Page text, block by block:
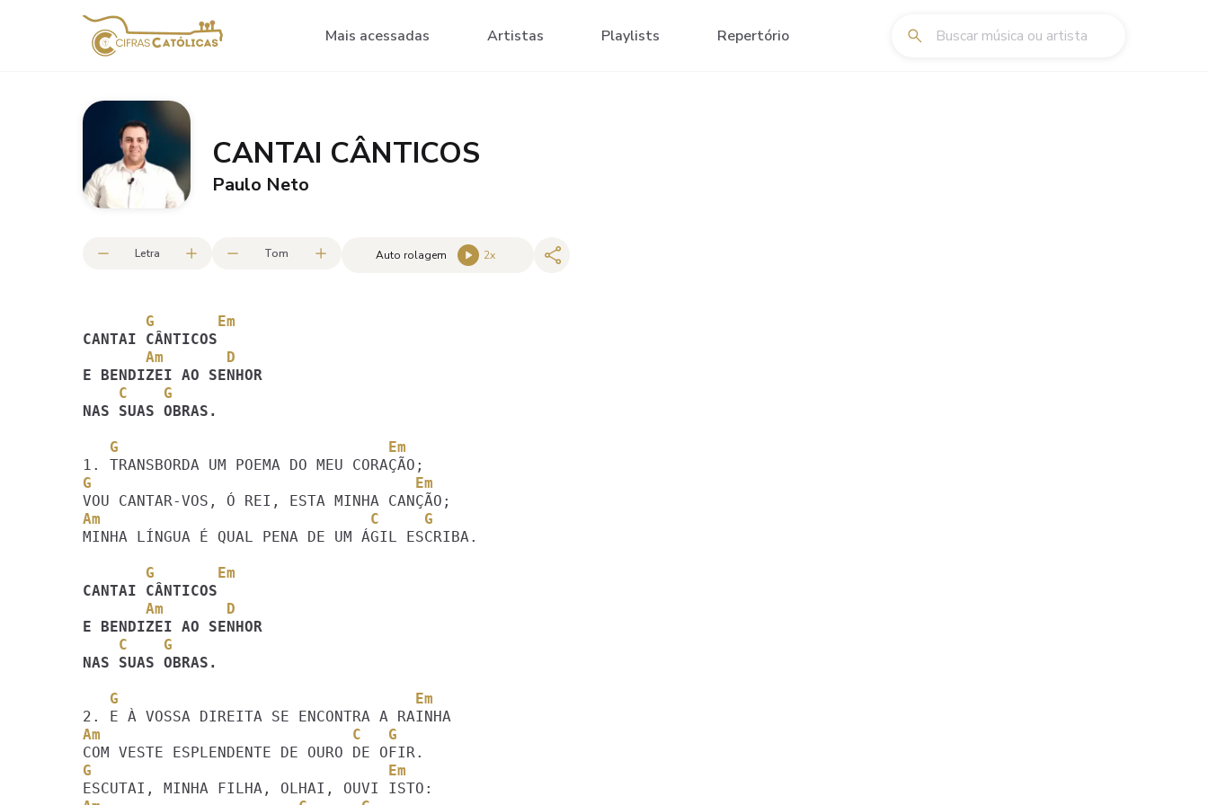
Mais acessadas Artistas Playlists Repertório
CANTAI CÂNTICOS
Paulo Neto
Letra Tom Auto rolagem 2x
       G       Em
       Am       D
    C    G
NAS SUAS OBRAS.
   G                              Em
G                                    Em
Am                              C     G
MINHA LÍNGUA É QUAL PENA DE UM ÁGIL ESCRIBA.
       G       Em
       Am       D
    C    G
NAS SUAS OBRAS.
   G                                 Em
Am                            C   G
G                                 Em